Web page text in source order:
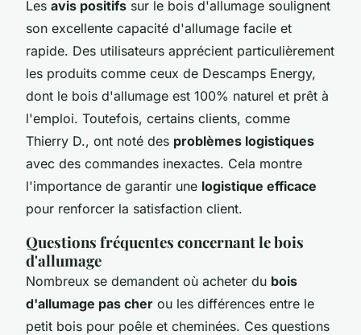
Les avis positifs sur le bois d'allumage soulignent
son excellente capacité d'allumage facile et
rapide. Des utilisateurs apprécient particulièrement
les produits comme ceux de Descamps Energy,
dont le bois d'allumage est 100% naturel et prêt à
l'emploi. Toutefois, certains clients, comme
Thierry D., ont noté des problèmes logistiques
avec des commandes inexactes. Cela montre
l'importance de garantir une logistique efficace
pour renforcer la satisfaction client.
Questions fréquentes concernant le bois
d'allumage
Nombreux se demandent où acheter du bois
d'allumage pas cher ou les différences entre le
petit bois pour poêle et cheminées. Ces questions